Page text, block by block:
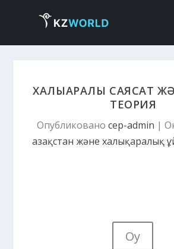
ХАЛЫҚАРАЛЫҚ САЯСАТ
ТЕОРИЯ
Опубликовано cep-admin |
Қазақстан және халықаралық
Оқу